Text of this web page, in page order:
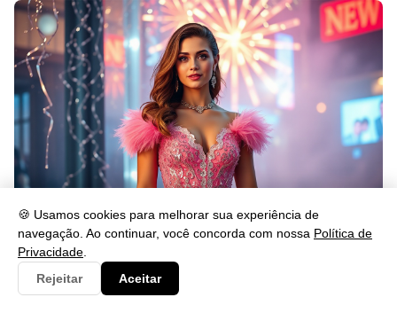
🍪 Usamos cookies para melhorar sua experiência de
navegação. Ao continuar, você concorda com nossa Política de
Privacidade
Rejeitar
Aceitar
O que Significa Passar o Ano Novo de Rosa?
26/05/2026 às 23:46